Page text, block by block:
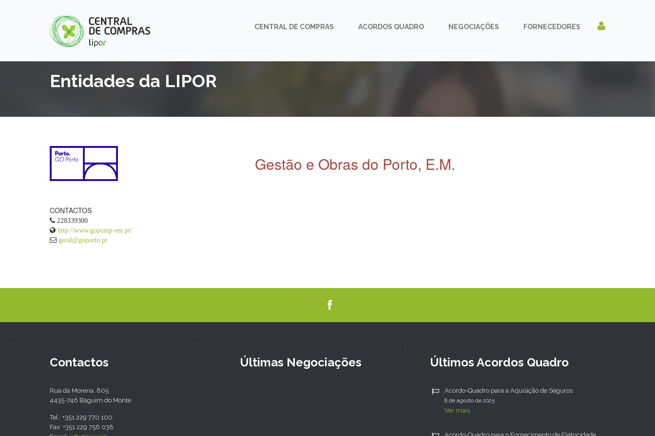
CENTRAL DE COMPRAS ACORDOS QUADRO NEGOCIAÇÕES FORNECEDORES
Entidades da LIPOR
CONTACTOS
228339300
http://www.gopcmp-em.pt/
geral@goporto.pt
Gestão e Obras do Porto, E.M.
Contactos
Rua da Morena, 805
4435-746 Baguim do Monte
Tel.: +351 229 770 100
Fax: +351 229 756 038
Últimas Negociações Últimos Acordos Quadro
Acordo-Quadro para a Aquisição de Seguros
8 de agosto de 2025
Ver mais